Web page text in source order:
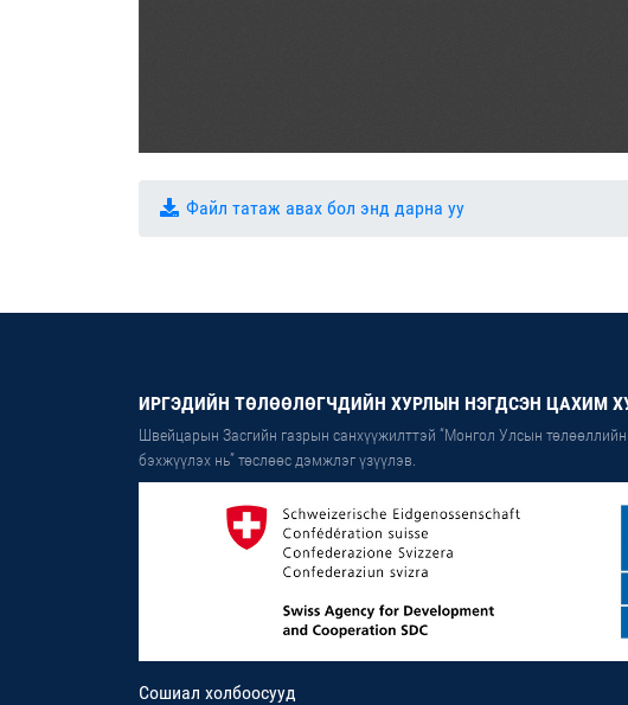
Файл татаж авах бол энд дарна уу
ИРГЭДИЙН ТӨЛӨӨЛӨГЧДИЙН ХУРЛЫН НЭГДСЭН ЦАХИМ
Швейцарын Засгийн газрын санхүүжилттэй “Монгол Улсын төлөөллийн
бэхжүүлэх нь” төслөөс дэмжлэг үзүүлэв.
Сошиал холбоосууд